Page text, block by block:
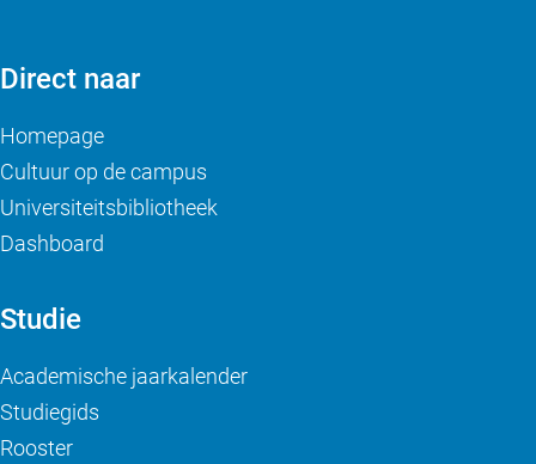
Direct naar
Homepage
Cultuur op de campus
Universiteitsbibliotheek
Dashboard
Studie
Academische jaarkalender
Studiegids
Rooster